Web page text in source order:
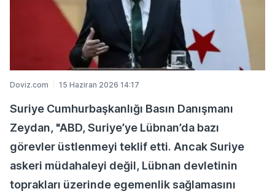
Doviz.com 15 Haziran 2026 14:17
Suriye Cumhurbaşkanlığı Basın Danışmanı
Zeydan, "ABD, Suriye’ye Lübnan’da bazı
görevler üstlenmeyi teklif etti. Ancak Suriye
askeri müdahaleyi değil, Lübnan devletinin
toprakları üzerinde egemenlik sağlamasını